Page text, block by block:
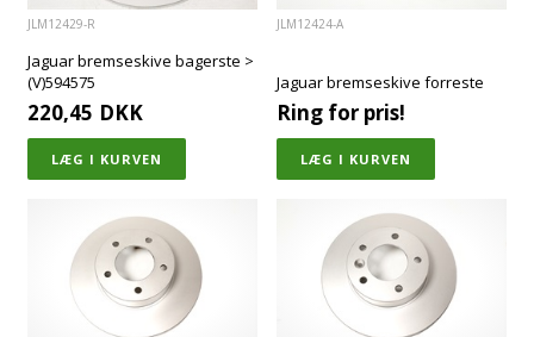
JLM12429-R
Jaguar bremseskive bagerste >
(V)594575
220,45 DKK
JLM12424-A
Jaguar bremseskive forreste
Ring for pris!